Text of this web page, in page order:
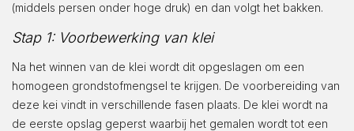
(middels persen onder hoge druk) en dan volgt het bakken.
Stap 1: Voorbewerking van klei
Na het winnen van de klei wordt dit opgeslagen om een
homogeen grondstofmengsel te krijgen. De voorbereiding van
deze kei vindt in verschillende fasen plaats. De klei wordt na
de eerste opslag geperst waarbij het gemalen wordt tot een